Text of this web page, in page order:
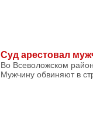
Суд арестовал
Во Всеволожском
Мужчину обвиняют в